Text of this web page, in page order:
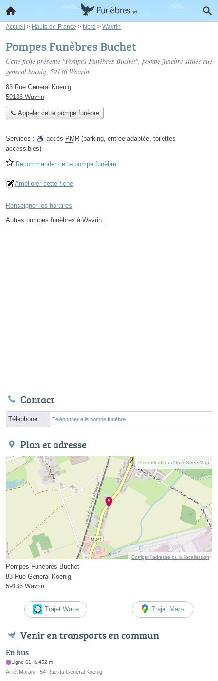
Accueil > Hauts-de-France > Nord > Wavrin
Pompes Funèbres Buchet
Cette fiche présente "Pompes Funèbres Buchet", pompe funèbre située rue
general koenig, 59136 Wavrin.
83 Rue General Koenig
59136 Wavrin
📞 Appeler cette pompe funèbre
Services : accès PMR (parking, entrée adaptée, toilettes
accessibles)
Recommander cette pompe funèbre
Améliorer cette fiche
Renseigner les horaires
Autres pompes funèbres à Wavrin
Contact
Téléphone Téléphoner à la pompe funèbre
Plan et adresse
© contributeurs OpenStreetMap
Corriger l’adresse ou la localisation
Pompes Funèbres Buchet
83 Rue General Koenig
59136 Wavrin
Trajet Waze Trajet Maps
Venir en transports en commun
En bus
Ligne 61, à 452 m
Arrêt Marais - 54 Rue du Général Koenig